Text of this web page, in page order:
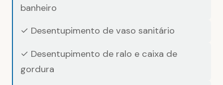
banheiro
✓ Desentupimento de vaso sanitário
✓ Desentupimento de ralo e caixa de
gordura